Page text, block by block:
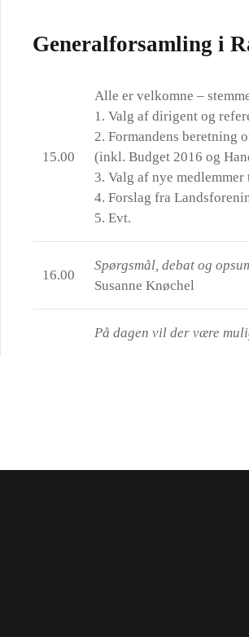
Generalforsamling i
15.00
Alle er velkomne –
1. Valg af dirigent og
2. Formandens beretning
(inkl. Budget 2016 og
3. Valg af nye medlemmer
4. Forslag fra
5. Evt.
16.00
Spørgsmål, debat og
Susanne Knøchel
På dagen vil der være